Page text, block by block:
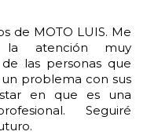
de MOTO LUIS. Me
atención muy
las personas que
problema con sus
en que es una
Seguiré